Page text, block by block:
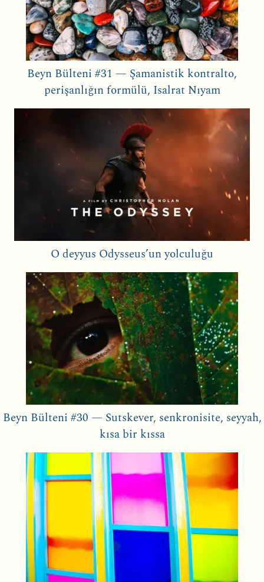
Beyn Bülteni #31 — Şamanistik kontralto,
perişanlığın formülü, Isalrat Nıyam
O deyyus Odysseus’un yolculuğu
Beyn Bülteni #30 — Sutskever, senkronisite, seyyah,
kısa bir kıssa